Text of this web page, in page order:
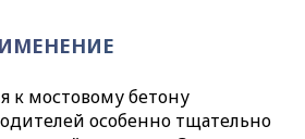
к мостовому бетону
особенно тщательно